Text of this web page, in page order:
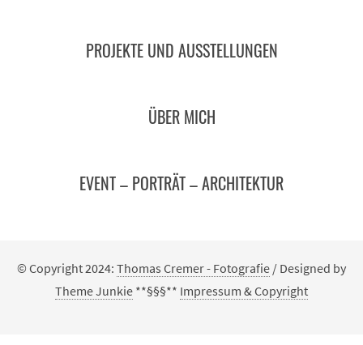
PROJEKTE UND AUSSTELLUNGEN
ÜBER MICH
EVENT – PORTRÄT – ARCHITEKTUR
© Copyright 2024: Thomas Cremer - Fotografie / Designed by
Theme Junkie **§§§** Impressum & Copyright